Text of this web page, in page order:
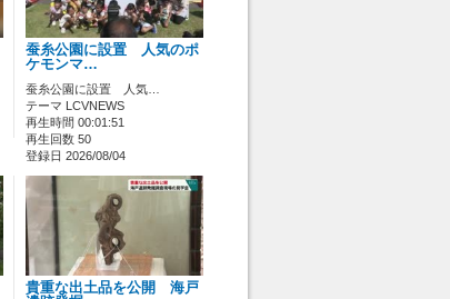
蚕糸公園に設置 人気のポ
ケモンマ…
蚕糸公園に設置 人気…
テーマ LCVNEWS
再生時間 00:01:51
再生回数 50
登録日 2026/08/04
貴重な出土品を公開 海戸